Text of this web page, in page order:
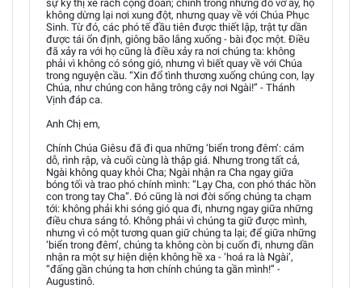
sự kỳ thị xé rách cộng đoàn; chính trong những đổ vỡ ấy, họ
không dừng lại nơi xung đột, nhưng quay về với Chúa Phục
Sinh. Từ đó, các phó tế đầu tiên được thiết lập, trật tự dần
được tái ổn định, giông bão lắng xuống - bài đọc một. Điều
đã xảy ra với họ cũng là điều xảy ra nơi chúng ta: không
phải vì không có sóng gió, nhưng vì biết quay về với Chúa
trong nguyện cầu. “Xin đổ tình thương xuống chúng con, lạy
Chúa, như chúng con hằng trông cậy nơi Ngài!” - Thánh
Vịnh đáp ca.
Anh Chị em,
Chính Chúa Giêsu đã đi qua những ‘biển trong đêm’: cám
dỗ, rình rập, và cuối cùng là thập giá. Nhưng trong tất cả,
Ngài không quay khỏi Cha; Ngài nhận ra Cha ngay giữa
bóng tối và trao phó chính mình: “Lạy Cha, con phó thác hồn
con trong tay Cha”. Đó cũng là nơi đời sống chúng ta chạm
tới: không phải khi sóng gió qua đi, nhưng ngay giữa những
điều chưa sáng tỏ. Không phải vì chúng ta giữ được mình,
nhưng vì có một tương quan giữ chúng ta lại; để giữa những
‘biển trong đêm’, chúng ta không còn bị cuốn đi, nhưng dần
nhận ra một sự hiện diện không hề xa - ‘hoá ra là Ngài’,
“đấng gần chúng ta hơn chính chúng ta gần mình!” -
Augustinô.